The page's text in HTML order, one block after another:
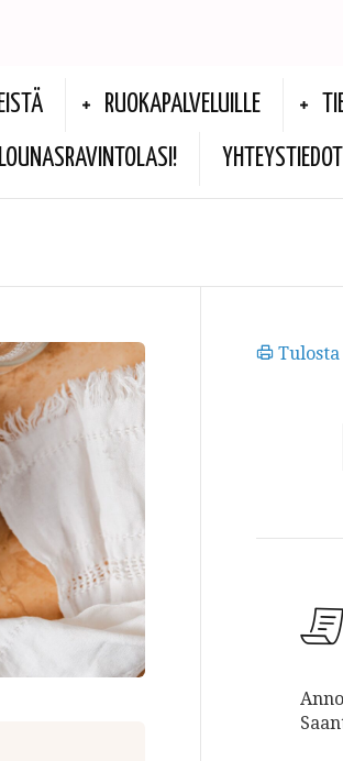
RUOKAPALVELUILLE
YHTEYSTIEDOT
Tulosta